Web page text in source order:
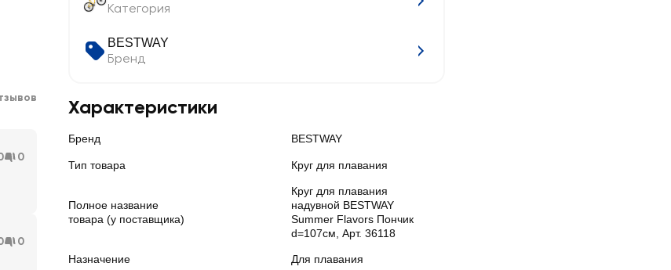
Категория
BESTWAY
Бренд
Характеристики
Бренд BESTWAY
Тип товара Круг для плавания
Полное название
товара (у поставщика)
Круг для плавания
надувной BESTWAY
Summer Flavors Пончик
d=107см, Арт. 36118
Назначение Для плавания
0
0